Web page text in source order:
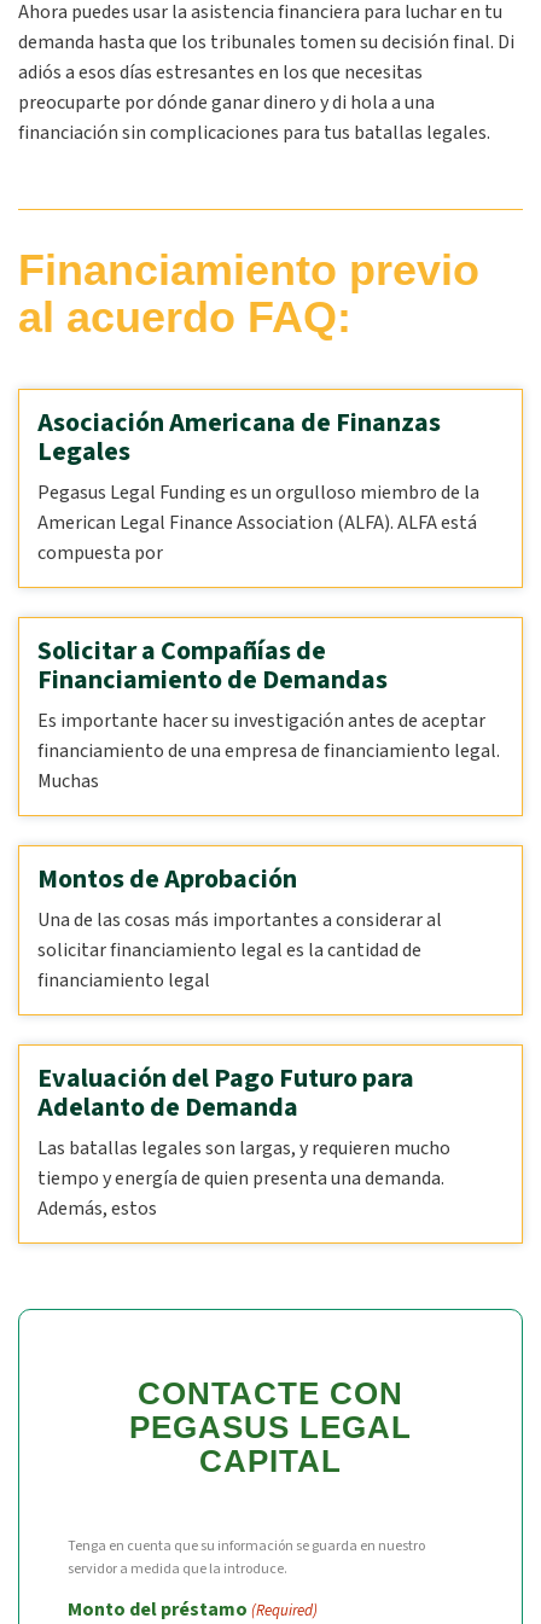
Ahora puedes usar la asistencia financiera para luchar en tu
demanda hasta que los tribunales tomen su decisión final. Di
adiós a esos días estresantes en los que necesitas
preocuparte por dónde ganar dinero y di hola a una
financiación sin complicaciones para tus batallas legales.
Financiamiento previo
al acuerdo FAQ:
Asociación Americana de Finanzas
Legales
Pegasus Legal Funding es un orgulloso miembro de la
American Legal Finance Association (ALFA). ALFA está
compuesta por
Solicitar a Compañías de
Financiamiento de Demandas
Es importante hacer su investigación antes de aceptar
financiamiento de una empresa de financiamiento legal.
Muchas
Montos de Aprobación
Una de las cosas más importantes a considerar al
solicitar financiamiento legal es la cantidad de
financiamiento legal
Evaluación del Pago Futuro para
Adelanto de Demanda
Las batallas legales son largas, y requieren mucho
tiempo y energía de quien presenta una demanda.
Además, estos
CONTACTE CON
PEGASUS LEGAL
CAPITAL
Tenga en cuenta que su información se guarda en nuestro
servidor a medida que la introduce.
Monto del préstamo (Required)